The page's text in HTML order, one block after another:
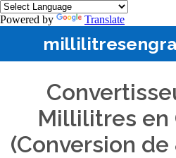
Powered by Translate
Millilitres en
(Conversion